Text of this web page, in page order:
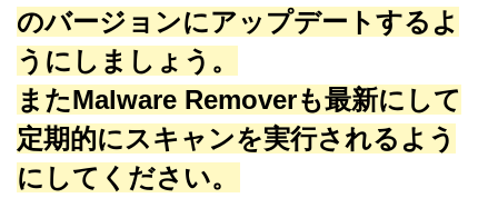
のバージョンにアップデートするよ
うにしましょう。
またMalware Removerも最新にして
定期的にスキャンを実行されるよう
にしてください。